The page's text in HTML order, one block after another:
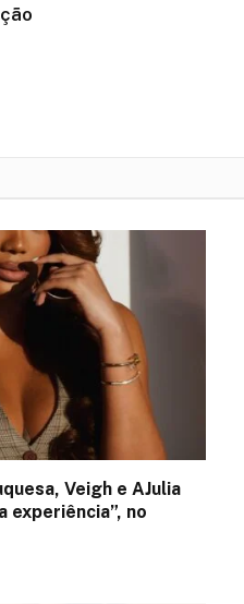
Veigh e AJulia
experiência”, no